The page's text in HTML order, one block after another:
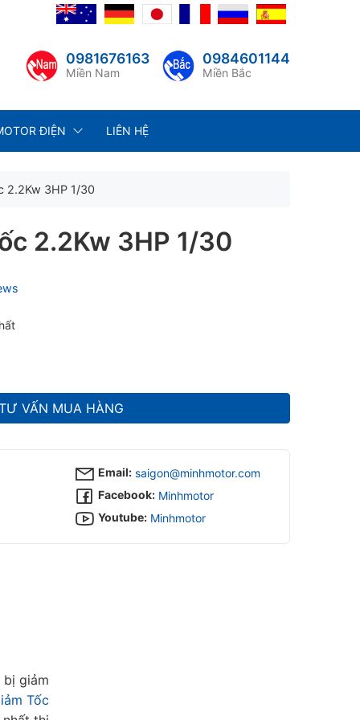
0981676163
Miền Nam
0984601144
Miền Bắc
ĐIỆN LIÊN HỆ
2.2Kw 3HP 1/30
2.2Kw 3HP 1/30
VẤN MUA HÀNG
Email: saigon@minhmotor.com
Facebook: Minhmotor
Youtube: Minhmotor
giảm
Tốc